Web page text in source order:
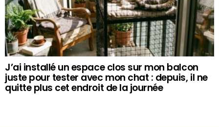
J’ai installé un espace clos sur mon balcon
juste pour tester avec mon chat : depuis, il ne
quitte plus cet endroit de la journée